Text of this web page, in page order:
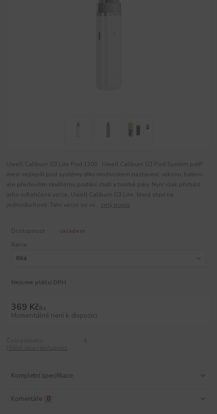
Uwell Caliburn G3 Lite Pod 1200 Uwell Caliburn G3 Pod Systém patří
mezi nejlepší pod systémy díky možnostem nastavení, výkonu, baterii,
ale především skvělému podání chuti a tvorbě páry. Nyní však přichází
jeho odlehčená verze, Uwell Caliburn G3 Lite, která staví na
jednoduchosti. Tato verze se vz... celý popis
Dostupnost
skladem
Barva
Nejsme plátci DPH
369 Kč/ks
Momentálně není k dispozici
Kompletní specifikace
Komentáře 0